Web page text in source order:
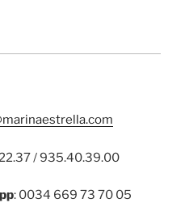
/ 935.40.39.00
: 0034 669 73 70 05